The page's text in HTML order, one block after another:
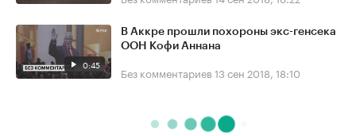
0:45
В Аккре прошли похороны экс-генсека
ООН Кофи Аннана
Без комментариев 13 сен 2018, 18:10